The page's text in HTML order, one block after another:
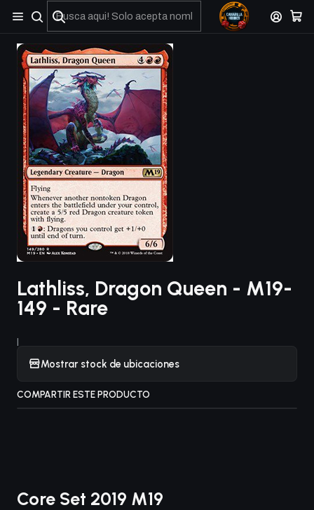
No olviden reportar sus depositos y transferencias por Whatsapp
Lathliss, Dragon Queen - M19-
149 - Rare
|
Mostrar stock de ubicaciones
COMPARTIR ESTE PRODUCTO
Core Set 2019 M19